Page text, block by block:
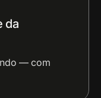
da
— com